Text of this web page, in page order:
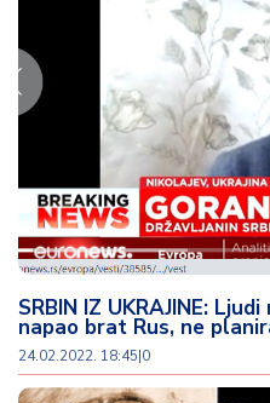
SRBIN IZ UKRAJINE:
napao brat Rus, ne
24.02.2022. 18:45|0